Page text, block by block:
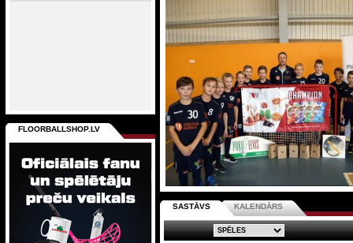
SASTĀVS KALENDĀRS
FLOORBALLSHOP.LV